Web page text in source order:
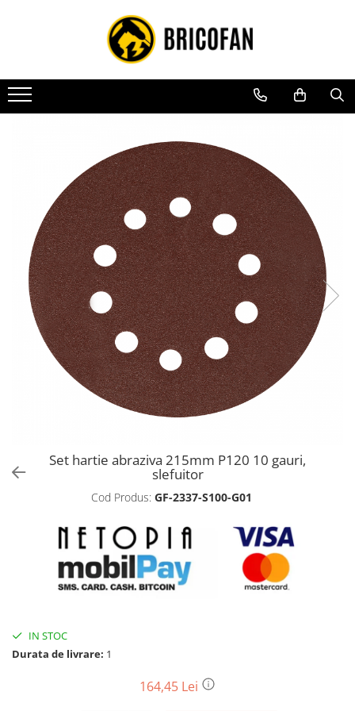
Toate Produsele
Vehicule electrice
Atv
Masini electrice
Motocross
Piese de schimb vehicule electrice
Scutere electrice
Scutere pe benzina
Tricicluri cargo fara permis
Tricicluri persoane
Trotinete electrice
Biciclete, trotinete, triciclete
Biciclete electrice
Motoburghie si accesorii
Accesorii motoburghie
Drujbe, fierastraie electrice
Drujbe pe benzina
Drujbe cu acumulator
Drujbe electrice
Unelte electrice busteni
Set hartie abraziva 215mm P120 10 gauri,
slefuitor
Cod Produs: GF-2337-S100-G01
IN STOC
Durata de livrare: 1
164,45 Lei